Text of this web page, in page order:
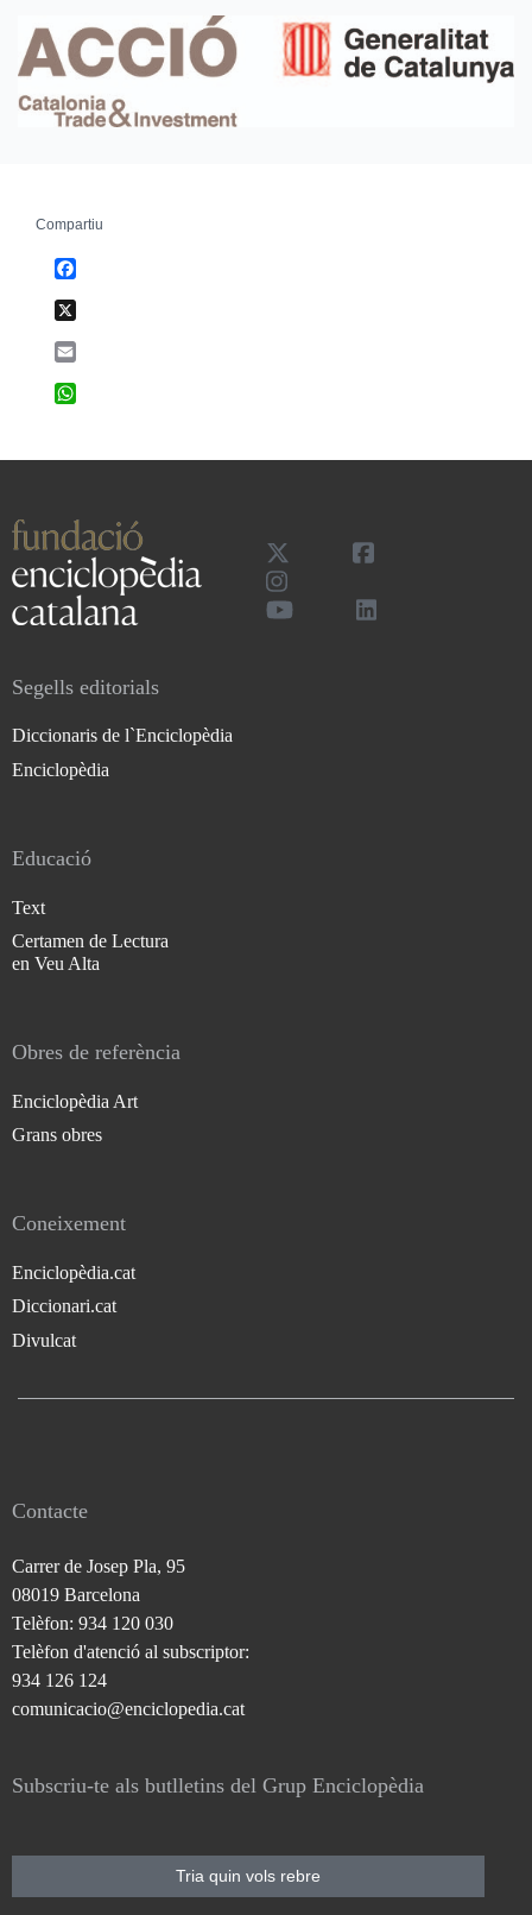
Compartiu
Segells editorials
Diccionaris de l`Enciclopèdia
Enciclopèdia
Educació
Text
Certamen de Lectura
en Veu Alta
Obres de referència
Enciclopèdia Art
Grans obres
Coneixement
Enciclopèdia.cat
Diccionari.cat
Divulcat
Contacte
Carrer de Josep Pla, 95
08019 Barcelona
Telèfon: 934 120 030
Telèfon d'atenció al subscriptor:
934 126 124
comunicacio@enciclopedia.cat
Subscriu-te als butlletins del Grup Enciclopèdia
Tria quin vols rebre